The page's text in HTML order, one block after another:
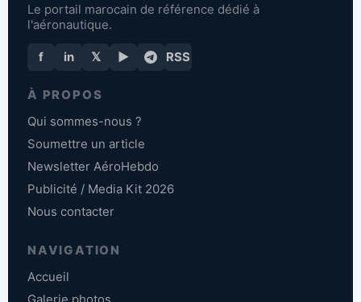
Le portail marocain de référence dédié à
l'aéronautique.
f in 𝕏 ▶ RSS
À PROPOS
Qui sommes-nous ?
Soumettre un article
Newsletter AéroHebdo
Publicité / Media Kit 2026
Nous contacter
NAVIGATION
Accueil
Galerie photos